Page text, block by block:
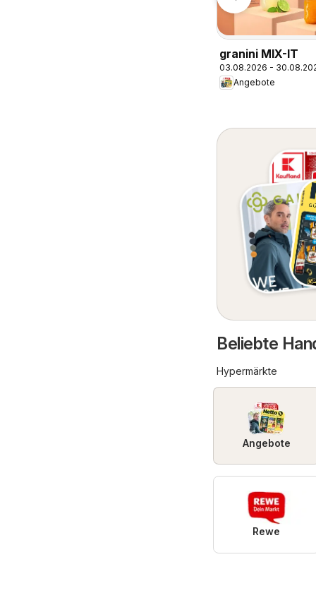
granini MIX-IT
03.08.2026 -
Angebote
Beliebte
Hypermärkte
Angebote
Rewe